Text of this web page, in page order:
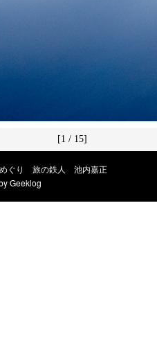
[1 / 15]
ぐり 旅の鉄人 池内嘉正
Geeklog